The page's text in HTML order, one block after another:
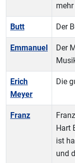
Butt Der
Emmanuel
Der
Erich
Meyer
Die
Franz
Hart
ist
und